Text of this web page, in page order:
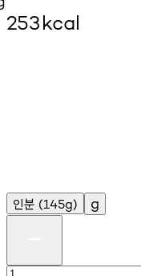
253kcal
인분 (145g) g